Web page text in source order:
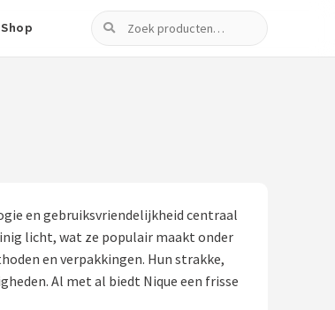
Shop
Zoeken
en gebruiksvriendelijkheid centraal
licht, wat ze populair maakt onder
en verpakkingen. Hun strakke,
Al met al biedt Nique een frisse